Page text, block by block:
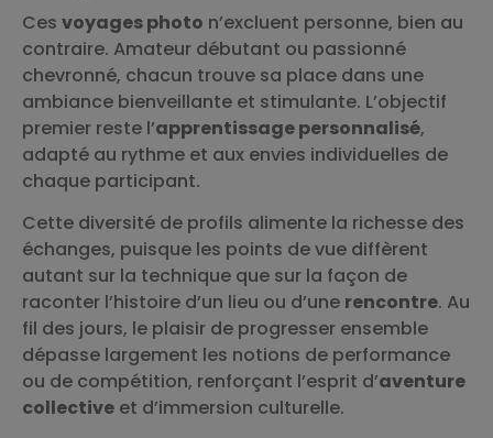
Ces voyages photo n’excluent personne, bien au
contraire. Amateur débutant ou passionné
chevronné, chacun trouve sa place dans une
ambiance bienveillante et stimulante. L’objectif
premier reste l’apprentissage personnalisé,
adapté au rythme et aux envies individuelles de
chaque participant.
Cette diversité de profils alimente la richesse des
échanges, puisque les points de vue diffèrent
autant sur la technique que sur la façon de
raconter l’histoire d’un lieu ou d’une rencontre. Au
fil des jours, le plaisir de progresser ensemble
dépasse largement les notions de performance
ou de compétition, renforçant l’esprit d’aventure
collective et d’immersion culturelle.